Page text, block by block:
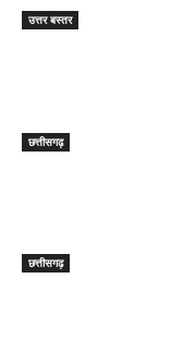
उत्तर बस्तर
छत्तीसगढ़
छत्तीसगढ़